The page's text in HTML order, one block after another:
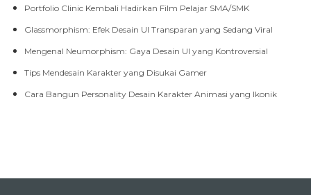
Portfolio Clinic Kembali Hadirkan Film Pelajar SMA/SMK
Glassmorphism: Efek Desain UI Transparan yang Sedang Viral
Mengenal Neumorphism: Gaya Desain UI yang Kontroversial
Tips Mendesain Karakter yang Disukai Gamer
Cara Bangun Personality Desain Karakter Animasi yang Ikonik